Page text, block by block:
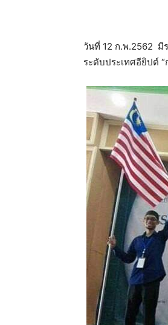
วันที่ 12 ก.พ.2562 มี
ระดับประเทศอียิปต์